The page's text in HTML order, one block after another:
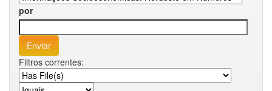
por
Filtros correntes: